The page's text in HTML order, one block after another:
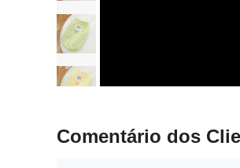
Comentário dos